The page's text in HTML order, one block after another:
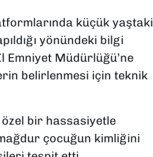
küçük yaştaki
yönündeki bilgi
Emniyet Müdürlüğü’ne
belirlenmesi için teknik
bir hassasiyetle
çocuğun kimliğini